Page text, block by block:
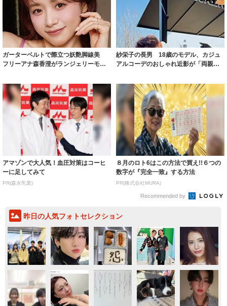
ガーターベルトで際立つ妖艶脚線美
フリーアナ森香澄がランジェリーモデ
紗栄子の長男 18歳のモデル、カジュ
アルコーデのおしゃれ近影が「両親の
アマゾンで大人気！血圧対策はコーヒ
ーに足してみて
PR(森永乳業)
８月のロト6はこの方法で買え!!６つの
数字が『完全一致』する方法
PR(株式会社MURA)
Recommended by
昨日の人気フォトセレクション